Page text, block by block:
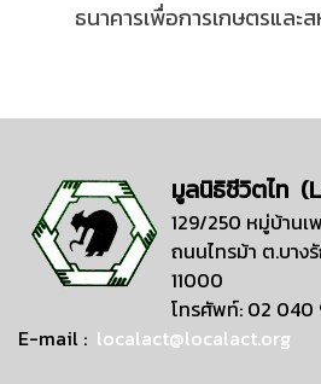
ธนาคารเพื่อการเกษตรและ
มูลนิธิชีวิตไท
129/250 หมู่บ้านเ
ถนนไทรม้า ต.บาง
11000
โทรศัพท์: 02
E-mail : localact@localact.org